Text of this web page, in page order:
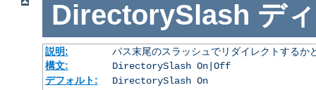
DirectorySlash デ
説明:
パス末尾のスラッシュでリダイレクトするか
構文:
DirectorySlash On|Off
デフォルト:
DirectorySlash On